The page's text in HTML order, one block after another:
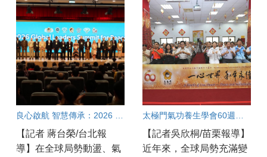
【記者 蔣台榮/台北報
導】在全球局勢動盪、氣
【記者吳欣桐/苗栗報導】
近年來，全球局勢充滿變